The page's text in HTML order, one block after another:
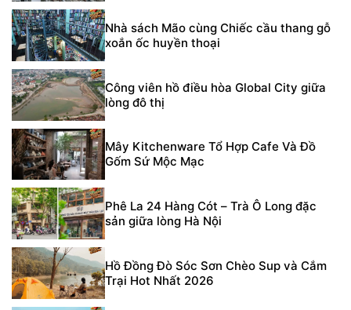
Nhà sách Mão cùng Chiếc cầu thang gỗ
xoắn ốc huyền thoại
Công viên hồ điều hòa Global City giữa
lòng đô thị
Mây Kitchenware Tổ Hợp Cafe Và Đồ
Gốm Sứ Mộc Mạc
Phê La 24 Hàng Cót – Trà Ô Long đặc
sản giữa lòng Hà Nội
Hồ Đồng Đò Sóc Sơn Chèo Sup và Cắm
Trại Hot Nhất 2026